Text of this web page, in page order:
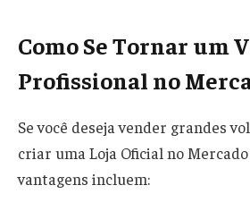
Como Se Tornar um
Profissional no
Se você deseja vender grandes
criar uma Loja Oficial no
vantagens incluem: